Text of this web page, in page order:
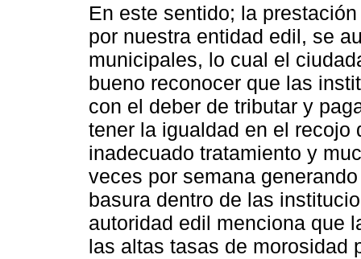
En este sentido; la
por nuestra entidad edil, se
municipales, lo cual el
bueno reconocer que las
con el deber de tributar y
tener la igualdad en el recojo
inadecuado tratamiento y
veces por semana
basura dentro de las
autoridad edil menciona que
las altas tasas de morosidad